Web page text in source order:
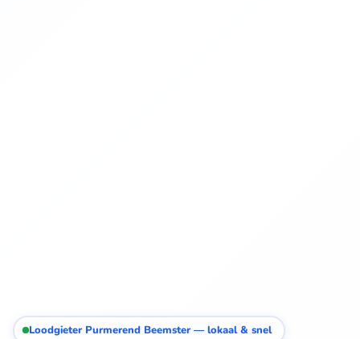
Loodgieter Purmerend Beemster — lokaal & snel